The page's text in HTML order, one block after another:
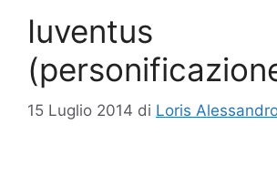
Iuventus
15 Luglio 2014 di Loris